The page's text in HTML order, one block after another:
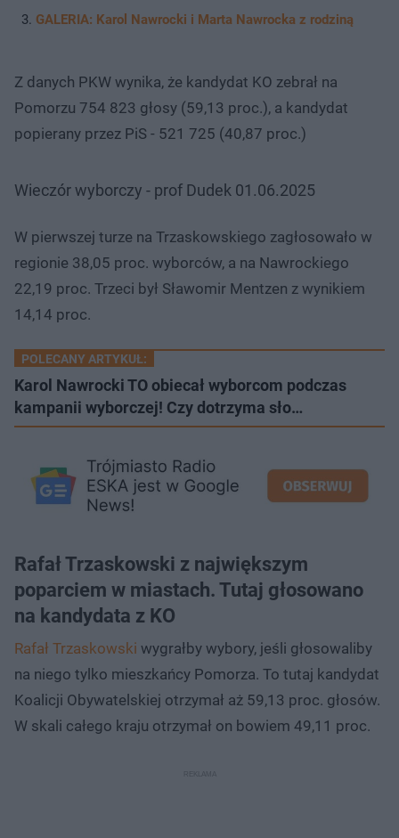
GALERIA: Karol Nawrocki i Marta Nawrocka z rodziną
Z danych PKW wynika, że kandydat KO zebrał na
Pomorzu 754 823 głosy (59,13 proc.), a kandydat
popierany przez PiS - 521 725 (40,87 proc.)
Wieczór wyborczy - prof Dudek 01.06.2025
W pierwszej turze na Trzaskowskiego zagłosowało w
regionie 38,05 proc. wyborców, a na Nawrockiego
22,19 proc. Trzeci był Sławomir Mentzen z wynikiem
14,14 proc.
POLECANY ARTYKUŁ:
Karol Nawrocki TO obiecał wyborcom podczas
kampanii wyborczej! Czy dotrzyma sło…
Rafał Trzaskowski z największym
poparciem w miastach. Tutaj głosowano
na kandydata z KO
Rafał Trzaskowski wygrałby wybory, jeśli głosowaliby
na niego tylko mieszkańcy Pomorza. To tutaj kandydat
Koalicji Obywatelskiej otrzymał aż 59,13 proc. głosów.
W skali całego kraju otrzymał on bowiem 49,11 proc.